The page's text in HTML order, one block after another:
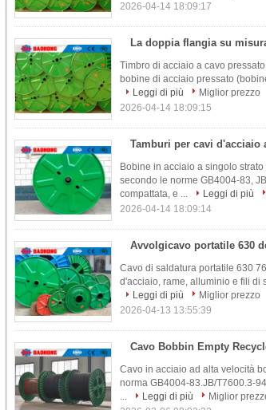
2026-04-14 18:09:17
Timbro di acciaio a cavo
bobine di acciaio pressato
Leggi di più
Miglior prezzo
2026-04-14 18:09:15
Bobine in acciaio a singolo
secondo le norme GB4004-83,
compattata, e ...
Leggi di più
2026-04-14 18:09:14
Cavo di saldatura portatile 630
d'acciaio, rame, alluminio e fili di
Leggi di più
Miglior prezzo
2026-04-13 13:55:39
Cavo Bobbin Empty
Cavo in acciaio ad alta velocità
norma GB4004-83.JB/T7600.3-
...
Leggi di più
Miglior